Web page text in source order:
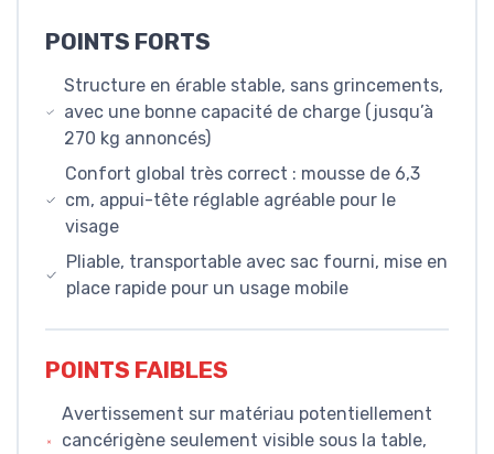
POINTS FORTS
Structure en érable stable, sans grincements,
avec une bonne capacité de charge (jusqu’à
270 kg annoncés)
Confort global très correct : mousse de 6,3
cm, appui-tête réglable agréable pour le
visage
Pliable, transportable avec sac fourni, mise en
place rapide pour un usage mobile
POINTS FAIBLES
Avertissement sur matériau potentiellement
cancérigène seulement visible sous la table,